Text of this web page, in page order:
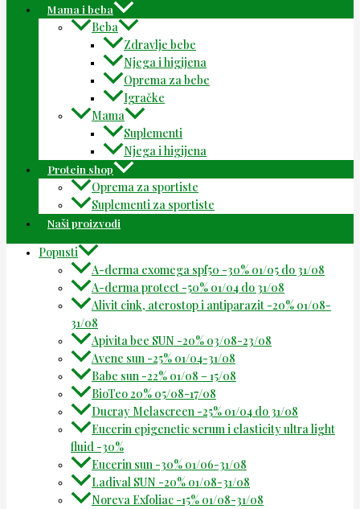
Mama i beba
Beba
Zdravlje bebe
Njega i higijena
Oprema za bebe
Igračke
Mama
Suplementi
Njega i higijena
Protein shop
Oprema za sportiste
Suplementi za sportiste
Naši proizvodi
Popusti
A-derma exomega spf50 -30% 01/05 do 31/08
A-derma protect -50% 01/04 do 31/08
Alivit cink, aterostop i antiparazit -20% 01/08-
31/08
Apivita bee SUN -20% 03/08-23/08
Avene sun -25% 01/04-31/08
Babe sun -22% 01/08 – 15/08
BioTeo 20% 05/08-17/08
Ducray Melascreen -25% 01/04 do 31/08
Eucerin epigenetic serum i elasticity ultra light
fluid -30%
Eucerin sun -30% 01/06-31/08
Ladival SUN -20% 01/08-31/08
Noreva Exfoliac -15% 01/08-31/08